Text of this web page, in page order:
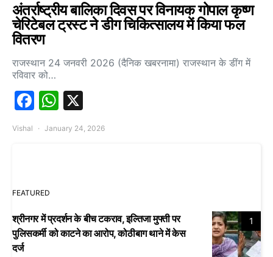
अंतर्राष्ट्रीय बालिका दिवस पर विनायक गोपाल कृष्ण
चेरिटेबल ट्रस्ट ने डीग चिकित्सालय में किया फल
वितरण
राजस्थान 24 जनवरी 2026 (दैनिक खबरनामा) राजस्थान के डींग में
रविवार को…
Facebook
WhatsApp
Vishal January 24, 2026
FEATURED
1
श्रीनगर में प्रदर्शन के बीच टकराव, इल्तिजा मुफ्ती पर
पुलिसकर्मी को काटने का आरोप, कोठीबाग थाने में केस
दर्ज